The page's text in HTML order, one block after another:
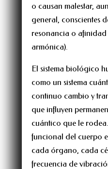
o causan malestar,
general, conscientes
resonancia o
armónica).
El sistema biológico
como un sistema
continuo cambio y
que influyen
cuántico que le
funcional del cuerpo
cada órgano, cada
frecuencia de